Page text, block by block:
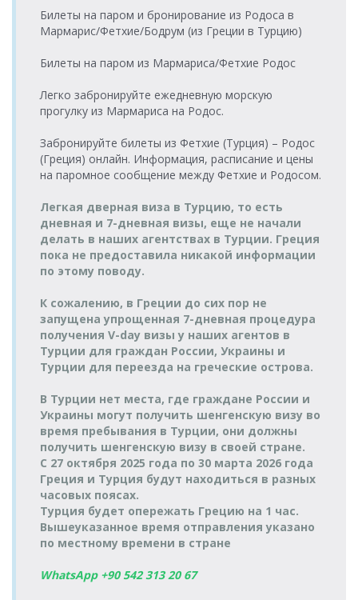
Порт Айвалык
> Порт
Митилини
18.08.2026
вторник
18:00-19:15
Turyol
> Порт
Митилини
19.08.2026 среда
08:45-09:30
Katamaran
> Порт
Митилини
19.08.2026 среда
09:00-10:20
Turyol
Araçlı Feribot
Порт Айвалык
Митилини
14:30-15:50
Araçlı Feribot
Порт Айвалык
> Порт
Митилини
19.08.2026 среда
18:00-19:15
Turyol
Feribot
> Порт
Митилини
четверг
08:45-09:30
Katamaran
Порт Айвалык
> Порт
Митилини
20.08.2026
четверг
09:00-10:20
Turyol
Araçlı Feribot
> Порт
Митилини
четверг
18:00-19:15
Turyol
Feribot
Порт Айвалык
> Порт
Митилини
21.08.2026
пятница
08:45-09:30
Turyol
Katamaran
Порт Айвалык
> Порт
Митилини
21.08.2026
пятница
09:00-10:20
Araçlı Feribot
Порт Айвалык
Митилини
21.08.2026
14:30-15:50
Порт Айвалык
17:45-18:30
Порт
Порт Айвалык
16.08.2026
11:30-12:50
Turyol
Митилини >
Порт Айвалык
воскресенье
17:45-18:30
Turyol
Katamaran
Порт
Митилини >
Порт Айвалык
16.08.2026
воскресенье
18:15-19:35
Turyol
Araçlı Feribot
Митилини >
Порт Айвалык
17.08.2026
08:40-09:55
Feribot
Порт
Митилини >
Порт Айвалык
17.08.2026
понедельник
11:30-12:50
Turyol
Araçlı Feribot
Митилини >
Порт Айвалык
понедельник
17:45-18:30
Katamaran
Порт
Митилини >
Порт Айвалык
17.08.2026
понедельник
17:45-19:05
Turyol
Araçlı Feribot
Митилини >
Порт Айвалык
вторник
08:40-09:55
Turyol
Feribot
Порт
Митилини >
Порт Айвалык
18.08.2026
вторник
11:30-12:50
Turyol
Araçlı Feribot
Порт
Митилини >
Порт Айвалык
18.08.2026
вторник
17:45-19:05
Araçlı Feribot
Порт
Порт Айвалык
18.08.2026
17:45-18:30
Билеты на паром и бронирование из Родоса в
Мармарис/Фетхие/Бодрум (из Греции в Турцию)
Билеты на паром из Мармариса/Фетхие Родос
Легко забронируйте ежедневную морскую
прогулку из Мармариса на Родос.
Забронируйте билеты из Фетхие (Турция) – Родос
(Греция) онлайн. Информация, расписание и цены
на паромное сообщение между Фетхие и Родосом.
Легкая дверная виза в Турцию, то есть
дневная и 7-дневная визы, еще не начали
делать в наших агентствах в Турции. Греция
пока не предоставила никакой информации
по этому поводу.
К сожалению, в Греции до сих пор не
запущена упрощенная 7-дневная процедура
получения V-day визы у наших агентов в
Турции для граждан России, Украины и
Турции для переезда на греческие острова.
В Турции нет места, где граждане России и
Украины могут получить шенгенскую визу во
время пребывания в Турции, они должны
получить шенгенскую визу в своей стране.
С 27 октября 2025 года по 30 марта 2026 года
Греция и Турция будут находиться в разных
часовых поясах.
Турция будет опережать Грецию на 1 час.
Вышеуказанное время отправления указано
по местному времени в стране
WhatsApp +90 542 313 20 67